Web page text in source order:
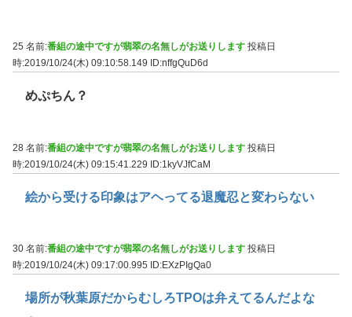
25 名前:番組の途中ですが翡翠の名無しがお送りします 投稿日
時:2019/10/24(木) 09:10:58.149
ID:nffgQuD6d
めぷちん？
28 名前:番組の途中ですが翡翠の名無しがお送りします 投稿日
時:2019/10/24(木) 09:15:41.229 ID:1kyVJfCaM
絵から受ける印象はアヘってる退魔忍と変わらない
30 名前:番組の途中ですが翡翠の名無しがお送りします 投稿日
時:2019/10/24(木) 09:17:00.995
ID:EXzPIgQa0
場所が秋葉原だからむしろTPOは弁えてるんだよな